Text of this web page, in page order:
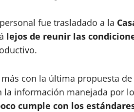
fue trasladado a la
lejos de reunir las
con la última propuesta
información manejada por
cumple con los